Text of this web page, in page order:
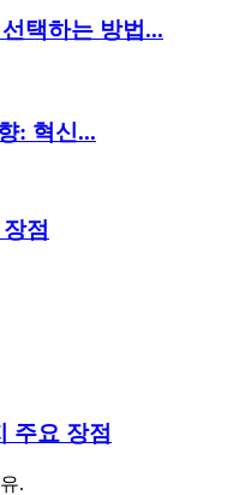
택하는 방법...
: 혁신...
점
주요 장점
.